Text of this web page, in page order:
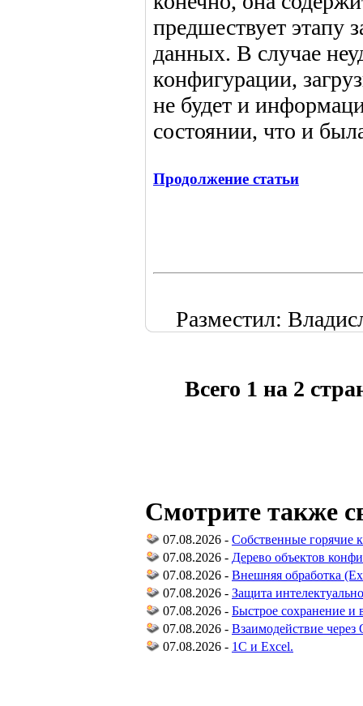
предшествует этапу
данных. В случае
конфигурации,
не будет и
состоянии, что и
Продолжение статьи
Разместил:
Всего 1 на 2
Смотрите также
07.08.2026 - Собственные горячие
07.08.2026 - Дерево объектов
07.08.2026 - Внешняя обработка
07.08.2026 - Защита
07.08.2026 - Быстрое сохранение и
07.08.2026 - Взаимодействие через
07.08.2026 - 1С и Excel.